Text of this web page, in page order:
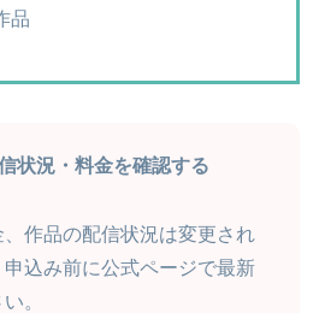
品
状況・料金を確認する
作品の配信状況は変更され
込み前に公式ページで最新
。